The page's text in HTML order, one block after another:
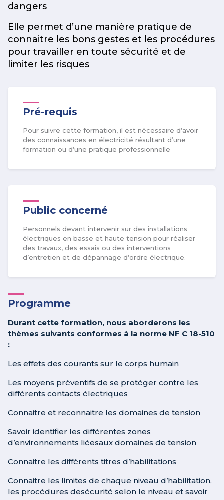
dangers
Elle permet d’une manière pratique de
connaitre les bons gestes et les procédures
pour travailler en toute sécurité et de
limiter les risques
Pré-requis
Pour suivre cette formation, il est nécessaire d’avoir
des connaissances en électricité résultant d’une
formation ou d’une pratique professionnelle
Public concerné
Personnels devant intervenir sur des installations
électriques en basse et haute tension pour réaliser
des travaux, des essais ou des interventions
d’entretien et de dépannage d’ordre électrique.
Programme
Durant cette formation, nous aborderons les
thèmes suivants conformes à la norme NF C 18-510
:
Les effets des courants sur le corps humain
Les moyens préventifs de se protéger contre les
différents contacts électriques
Connaitre et reconnaitre les domaines de tension
Savoir identifier les différentes zones
d’environnements liéesaux domaines de tension
Connaitre les différents titres d’habilitations
Connaitre les limites de chaque niveau d’habilitation,
les procédures desécurité selon le niveau et savoir